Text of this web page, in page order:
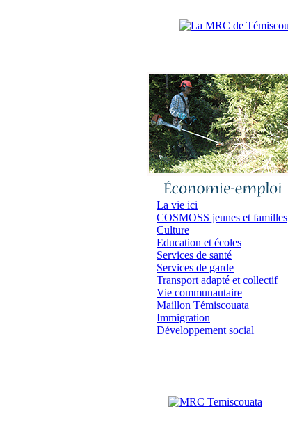
La vie ici
COSMOSS jeunes et familles
Culture
Education et écoles
Services de santé
Services de garde
Transport adapté et collectif
Vie communautaire
Maillon Témiscouata
Immigration
Développement social